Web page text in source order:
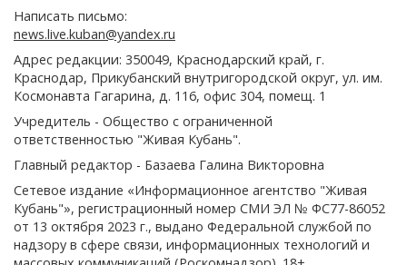
Написать письмо:
news.live.kuban@yandex.ru
Адрес редакции: 350049, Краснодарский край, г.
Краснодар, Прикубанский внутригородской округ, ул. им.
Космонавта Гагарина, д. 116, офис 304, помещ. 1
Учредитель - Общество с ограниченной
ответственностью "Живая Кубань".
Главный редактор - Базаева Галина Викторовна
Сетевое издание «Информационное агентство "Живая
Кубань"», регистрационный номер СМИ ЭЛ № ФС77-86052
от 13 октября 2023 г., выдано Федеральной службой по
надзору в сфере связи, информационных технологий и